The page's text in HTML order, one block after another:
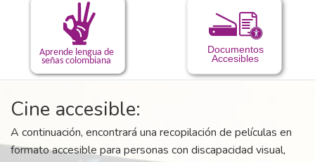
Cine accesible:
A continuación, encontrará una recopilación de películas en
formato accesible para personas con discapacidad visual,